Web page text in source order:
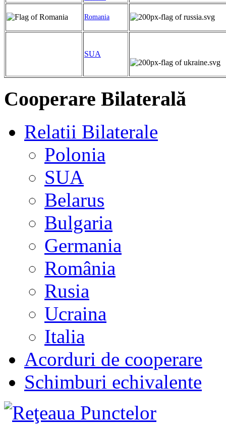
Romania
SUA
Cooperare Bilaterală
Relatii Bilaterale
Polonia
SUA
Belarus
Bulgaria
Germania
România
Rusia
Ucraina
Italia
Acorduri de cooperare
Schimburi echivalente